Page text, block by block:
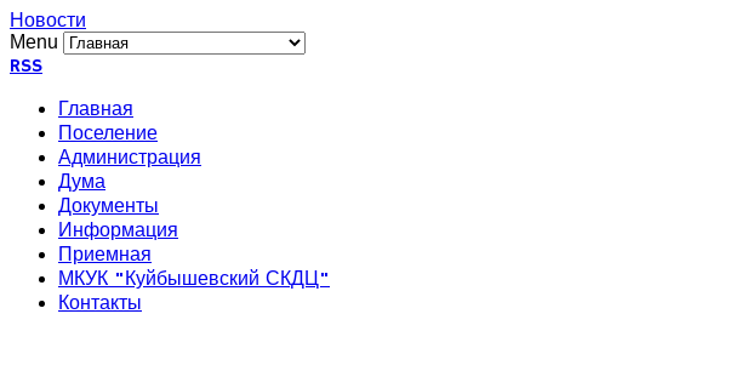
Новости
Menu
RSS
Главная
Поселение
Администрация
Дума
Документы
Информация
Приемная
МКУК "Куйбышевский СКДЦ"
Контакты